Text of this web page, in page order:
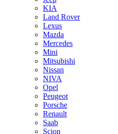
KIA
Land Rover
Lexus
Mazda
Mercedes
Mini
Mitsubishi
Nissan
NIVA
Opel
Peugeot
Porsche
Renault
Saab
Scion